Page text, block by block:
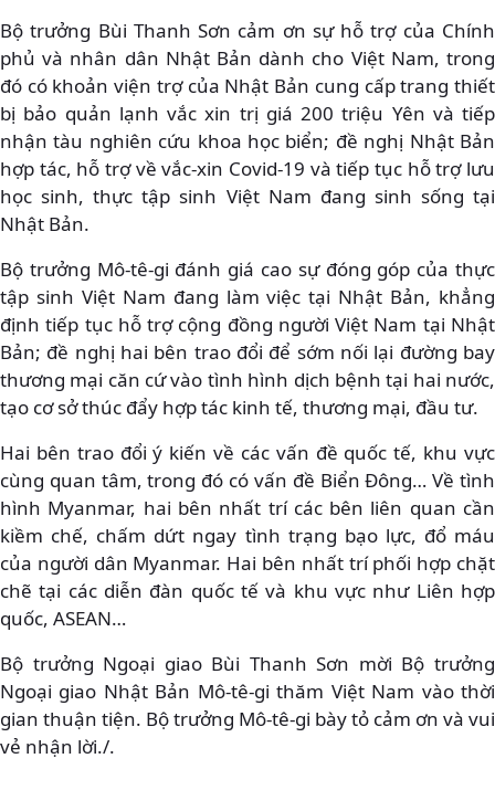
Bộ trưởng Bùi Thanh Sơn cảm ơn sự hỗ trợ của Chính
phủ và nhân dân Nhật Bản dành cho Việt Nam, trong
đó có khoản viện trợ của Nhật Bản cung cấp trang thiết
bị bảo quản lạnh vắc xin trị giá 200 triệu Yên và tiếp
nhận tàu nghiên cứu khoa học biển; đề nghị Nhật Bản
hợp tác, hỗ trợ về vắc-xin Covid-19 và tiếp tục hỗ trợ lưu
học sinh, thực tập sinh Việt Nam đang sinh sống tại
Nhật Bản.
Bộ trưởng Mô-tê-gi đánh giá cao sự đóng góp của thực
tập sinh Việt Nam đang làm việc tại Nhật Bản, khẳng
định tiếp tục hỗ trợ cộng đồng người Việt Nam tại Nhật
Bản; đề nghị hai bên trao đổi để sớm nối lại đường bay
thương mại căn cứ vào tình hình dịch bệnh tại hai nước,
tạo cơ sở thúc đẩy hợp tác kinh tế, thương mại, đầu tư.
Hai bên trao đổi ý kiến về các vấn đề quốc tế, khu vực
cùng quan tâm, trong đó có vấn đề Biển Đông… Về tình
hình Myanmar, hai bên nhất trí các bên liên quan cần
kiềm chế, chấm dứt ngay tình trạng bạo lực, đổ máu
của người dân Myanmar. Hai bên nhất trí phối hợp chặt
chẽ tại các diễn đàn quốc tế và khu vực như Liên hợp
quốc, ASEAN…
Bộ trưởng Ngoại giao Bùi Thanh Sơn mời Bộ trưởng
Ngoại giao Nhật Bản Mô-tê-gi thăm Việt Nam vào thời
gian thuận tiện. Bộ trưởng Mô-tê-gi bày tỏ cảm ơn và vui
vẻ nhận lời./.